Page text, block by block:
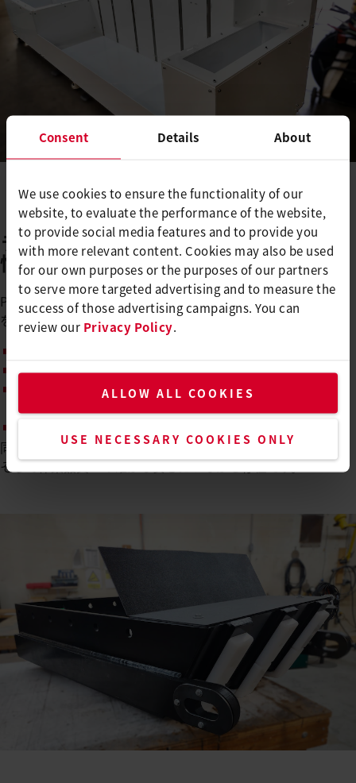
Consent Details About
We use cookies to ensure the functionality of our
website, to evaluate the performance of the website,
to provide social media features and to provide you
with more relevant content. Cookies may also be used
for our own purposes or the purposes of our partners
to serve more targeted advertising and to measure the
success of those advertising campaigns. You can
review our Privacy Policy.
ALLOW ALL COOKIES
USE NECESSARY COOKIES ONLY
ライスター製品を選ぶ理由 信頼できる
性能
Pro Plastic Welding 社が WELDPLAST S2 PVC や FUSION 1
を採用する理由は次のとおりです。​
長時間の連続運転でも温度が安定し、品質がぶれない​
セットアップが早く、さまざまな作業内容に柔軟に適応で
きる​
同社にとってライスターは、ダウンタイムと廃棄ロスの削減、
そして作業品質への確かな安心につながる存在です。​